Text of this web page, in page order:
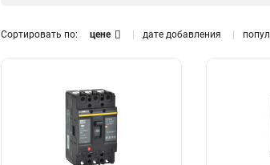
18кА 0
Сортировать по: цене дате добавления